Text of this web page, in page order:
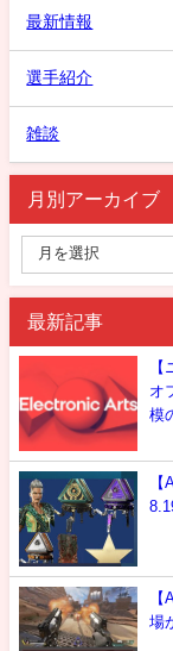
最新情報
選手紹介
雑談
月別アーカイブ
最新記事
オ
模
場